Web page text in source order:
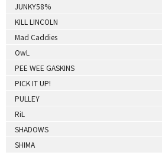
JUNKY58%
KILL LINCOLN
Mad Caddies
OwL
PEE WEE GASKINS
PICK IT UP!
PULLEY
RiL
SHADOWS
SHIMA